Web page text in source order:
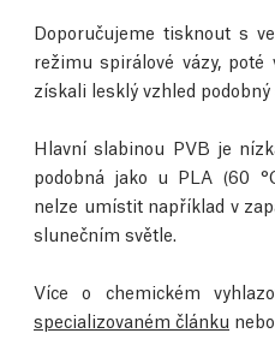
Doporučujeme tisknout s
režimu spirálové vázy, poté
získali lesklý vzhled podobný
Hlavní slabinou PVB je
podobná jako u PLA (60
nelze umístit například v
slunečním světle.
Více o chemickém
specializovaném článku